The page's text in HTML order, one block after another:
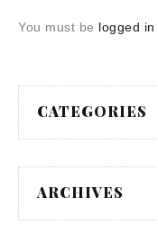
You must be logged in
CATEGORIES
ARCHIVES